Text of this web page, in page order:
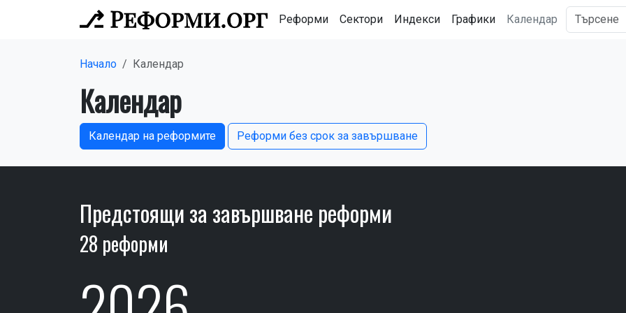
Реформи Сектори Индекси Графики Календар
Начало Календар
Календар
Календар на реформите Реформи без срок за завършване
Предстоящи за завършване реформи
28 реформи